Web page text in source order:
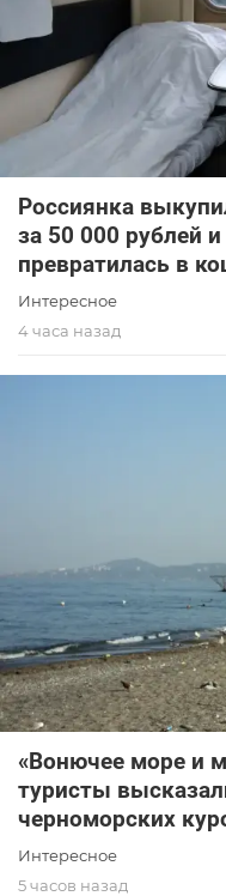
Россиянка
за 50 000 рублей
превратилась в
Интересное
4 часа назад
«Вонючее море и
туристы
черноморских
Интересное
5 часов назад